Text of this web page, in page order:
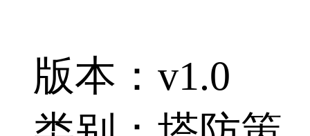
版本：v1.0